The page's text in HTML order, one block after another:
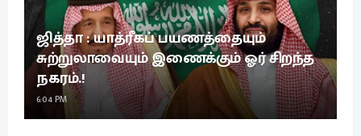
ஜித்தா : யாத்ரீகப் பயணத்தையும்
சுற்றுலாவையும் இணைக்கும் ஓர் சிறந்த
நகரம்.!
6:04 PM